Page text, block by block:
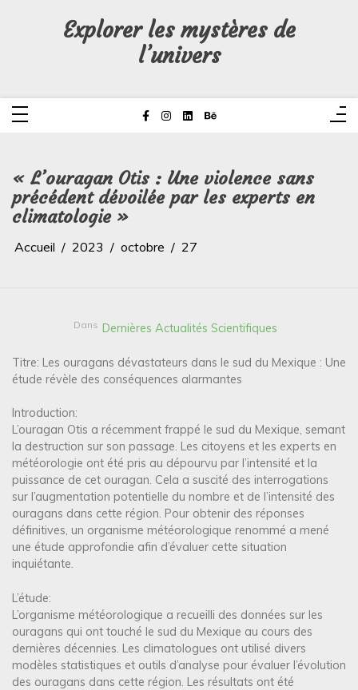
Explorer les mystères de
l’univers
« L’ouragan Otis : Une violence sans
précédent dévoilée par les experts en
climatologie »
Accueil 2023 octobre 27
Dans Dernières Actualités Scientifiques
Titre: Les ouragans dévastateurs dans le sud du Mexique : Une
étude révèle des conséquences alarmantes
Introduction:
L’ouragan Otis a récemment frappé le sud du Mexique, semant
la destruction sur son passage. Les citoyens et les experts en
météorologie ont été pris au dépourvu par l’intensité et la
puissance de cet ouragan. Cela a suscité des interrogations
sur l’augmentation potentielle du nombre et de l’intensité des
ouragans dans cette région. Pour obtenir des réponses
définitives, un organisme météorologique renommé a mené
une étude approfondie afin d’évaluer cette situation
inquiétante.
L’étude:
L’organisme météorologique a recueilli des données sur les
ouragans qui ont touché le sud du Mexique au cours des
dernières décennies. Les climatologues ont utilisé divers
modèles statistiques et outils d’analyse pour évaluer l’évolution
des ouragans dans cette région. Les résultats ont été